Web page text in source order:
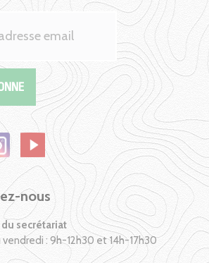
nous
secrétariat
vendredi : 9h-12h30 et 14h-17h30